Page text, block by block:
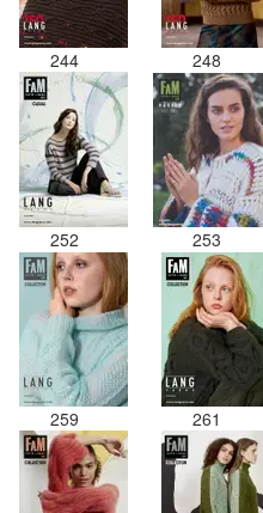
244 248
252 253
259 261